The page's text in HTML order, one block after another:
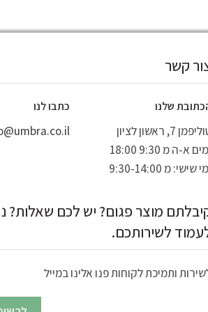
קשר
כתבו לנו שלנו
7, ראשון לציון
א-ה מ 9:30 18:00
שישי: מ 9:30-14:00
מוצר פגום? יש לכם שאלות?
לשירותכם.
ותמיכת לקוחות פנו אלינו במייל